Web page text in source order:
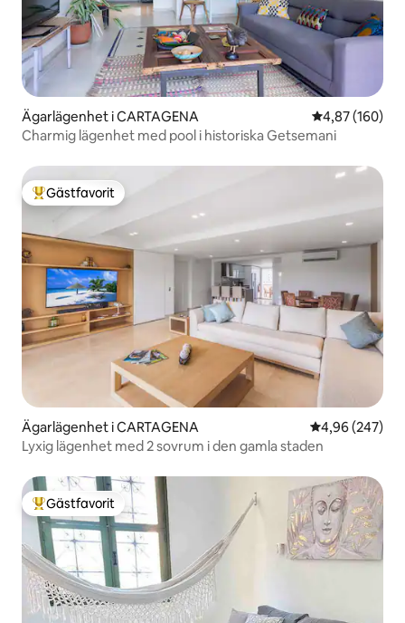
Ägarlägenhet i CARTAGENA 4,87 av 5 i
4,87 (160)
Charmig lägenhet med pool i historiska Getsemani
Populär gästfavorit
Gästfavorit
Ägarlägenhet i CARTAGENA 4,96 av 5 i
4,96 (247)
Lyxig lägenhet med 2 sovrum i den gamla staden
Populär gästfavorit
Gästfavorit